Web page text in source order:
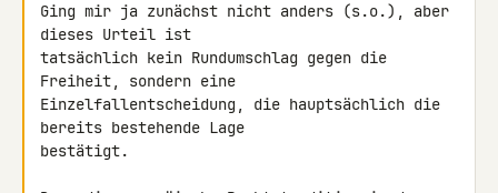
Ging mir ja zunächst nicht anders (s.o.), aber
dieses Urteil ist
tatsächlich kein Rundumschlag gegen die
Freiheit, sondern eine
Einzelfallentscheidung, die hauptsächlich die
bereits bestehende Lage
bestätigt.